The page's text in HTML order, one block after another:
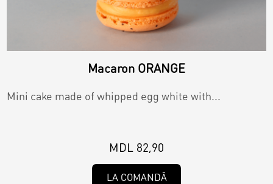
Macaron ORANGE
Mini cake made of whipped egg white with...
MDL 82,90
LA COMANDĂ